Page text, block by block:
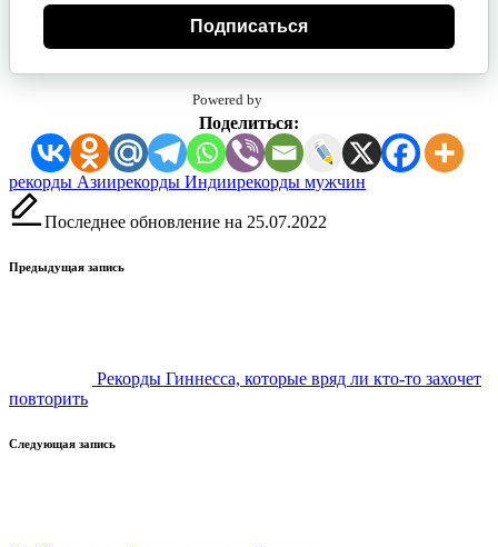
Подписаться
Powered by
Поделиться:
Метки:
рекорды Азиирекорды Индиирекорды мужчин
Последнее обновление на 25.07.2022
Навигация
Предыдущая запись
Рекорды Гиннесса, которые вряд ли кто-то захочет
повторить
Следующая запись